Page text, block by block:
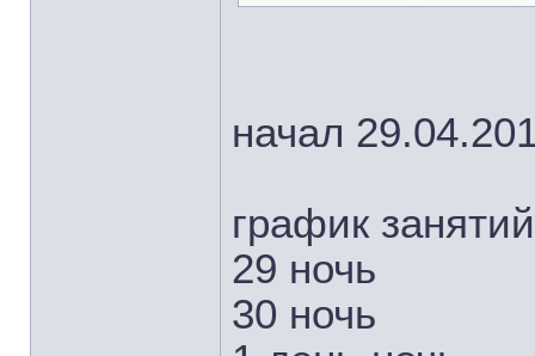
начал
график занятий
29 ночь
30 ночь